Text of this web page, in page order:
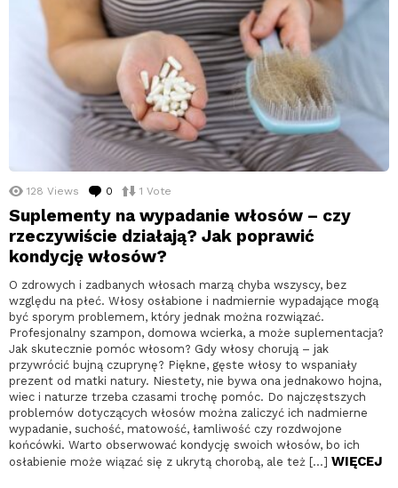
128 Views 0 komentarzy
1 Vote
Suplementy na wypadanie włosów – czy
rzeczywiście działają? Jak poprawić
kondycję włosów?
O zdrowych i zadbanych włosach marzą chyba wszyscy, bez
względu na płeć. Włosy osłabione i nadmiernie wypadające mogą
być sporym problemem, który jednak można rozwiązać.
Profesjonalny szampon, domowa wcierka, a może suplementacja?
Jak skutecznie pomóc włosom? Gdy włosy chorują – jak
przywrócić bujną czuprynę? Piękne, gęste włosy to wspaniały
prezent od matki natury. Niestety, nie bywa ona jednakowo hojna,
wiec i naturze trzeba czasami trochę pomóc. Do najczęstszych
problemów dotyczących włosów można zaliczyć ich nadmierne
wypadanie, suchość, matowość, łamliwość czy rozdwojone
końcówki. Warto obserwować kondycję swoich włosów, bo ich
osłabienie może wiązać się z ukrytą chorobą, ale też […] WIĘCEJ